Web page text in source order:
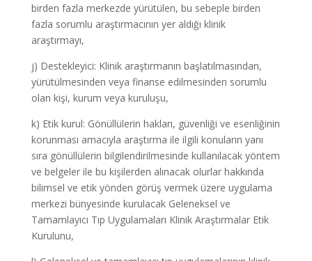
birden fazla merkezde yürütülen, bu sebeple birden
fazla sorumlu araştırmacının yer aldığı klinik
araştırmayı,
j) Destekleyici: Klinik araştırmanın başlatılmasından,
yürütülmesinden veya finanse edilmesinden sorumlu
olan kişi, kurum veya kuruluşu,
k) Etik kurul: Gönüllülerin hakları, güvenliği ve esenliğinin
korunması amacıyla araştırma ile ilgili konuların yanı
sıra gönüllülerin bilgilendirilmesinde kullanılacak yöntem
ve belgeler ile bu kişilerden alınacak olurlar hakkında
bilimsel ve etik yönden görüş vermek üzere uygulama
merkezi bünyesinde kurulacak Geleneksel ve
Tamamlayıcı Tıp Uygulamaları Klinik Araştırmalar Etik
Kurulunu,